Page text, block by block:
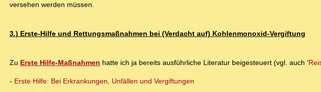
versehen werden müssen.
3.) Erste-Hilfe und Rettungsmaßnahmen bei (Verdacht auf) Kohlenmonoxid-Vergiftung
Zu Erste Hilfe-Maßnahmen hatte ich ja bereits ausführliche Literatur beigesteuert (vgl. auch '
- Erste Hilfe: Bei Erkrankungen, Unfällen und Vergiftungen